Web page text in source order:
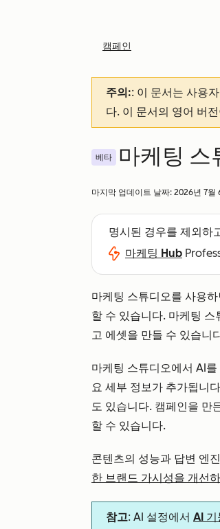
캠페인
주의:: 이 문서는 사용
다. 이 문서의 영어 버
베타 마케팅 스
마지막 업데이트 날짜: 2026년 7월
명시된 경우를 제외하
마케팅 Hub
마케팅 스튜디오를 사용
할 수 있습니다. 마케팅
고 에셋을 만들 수 있습니
마케팅 스튜디오에서 AI
요 세부 정보가 추가됩니
도 있습니다. 캠페인을 만
할 수 있습니다.
콘텐츠의 성능과 답변 엔
한 브랜드 가시성을 개선
참고: AI 설정에서 AI 기